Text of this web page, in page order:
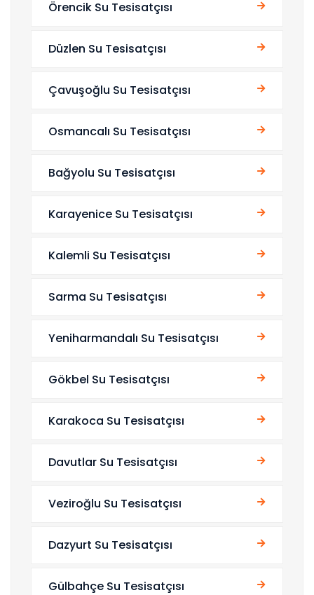
Örencik Su Tesisatçısı
Düzlen Su Tesisatçısı
Çavuşoğlu Su Tesisatçısı
Osmancalı Su Tesisatçısı
Bağyolu Su Tesisatçısı
Karayenice Su Tesisatçısı
Kalemli Su Tesisatçısı
Sarma Su Tesisatçısı
Yeniharmandalı Su Tesisatçısı
Gökbel Su Tesisatçısı
Karakoca Su Tesisatçısı
Davutlar Su Tesisatçısı
Veziroğlu Su Tesisatçısı
Dazyurt Su Tesisatçısı
Gülbahçe Su Tesisatçısı